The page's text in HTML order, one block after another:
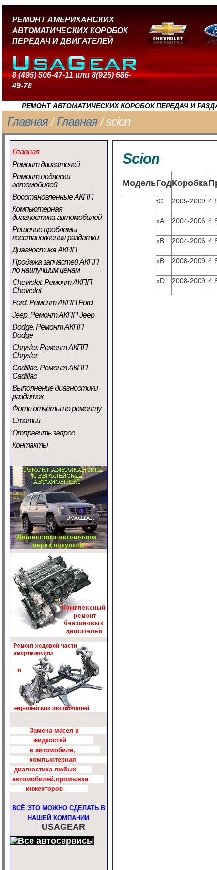
РЕМОНТ АМЕРИКАНСКИХ
АВТОМАТИЧЕСКИХ КОРОБОК
ПЕРЕДАЧ И ДВИГАТЕЛЕЙ
8 (495) 506-47-11 или 8(926) 686-
49-78
РЕМОНТ АВТОМАТИЧЕСКИХ КОРОБОК ПЕРЕДАЧ И
Главная/Главная/ scion
Главная
Ремонт двигателей
Ремонт подвески
автомобилей
Восстановленные АКПП
Компьютерная
диагностика автомобилей
Решение проблемы
восстановления раздатки
Диагностика АКПП
Продажа запчастей АКПП
по наилучшим ценам
Chevrolet. Ремонт АКПП
Chevrolet
Ford. Ремонт АКПП Ford
Jeep. Ремонт АКПП Jeep
Dodge. Ремонт АКПП
Dodge
Chrysler. Ремонт АКПП
Chrysler
Cadillac. Ремонт АКПП
Cadillac
Выполнение диагностики
раздаток
Фото отчёты по ремонту
Статьи
Отправить запрос
Контакты
Замена масел и
жидкостей
в автомобиле,
компьютерная
диагностика любых
автомобилей,промывка
инжекторов
ВСЁ ЭТО МОЖНО СДЕЛАТЬ В
НАШЕЙ КОМПАНИИ
USAGEAR
Scion
МодельГодКоробка
tC 2005-2009 4
xA 2004-2006 4
xB 2004-2006 4
xB 2008-2009 4
xD 2008-2009 4